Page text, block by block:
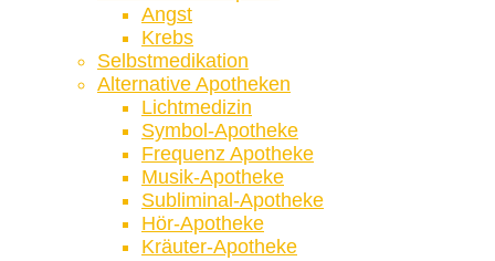
Angst
Krebs
Selbstmedikation
Alternative Apotheken
Lichtmedizin
Symbol-Apotheke
Frequenz Apotheke
Musik-Apotheke
Subliminal-Apotheke
Hör-Apotheke
Kräuter-Apotheke